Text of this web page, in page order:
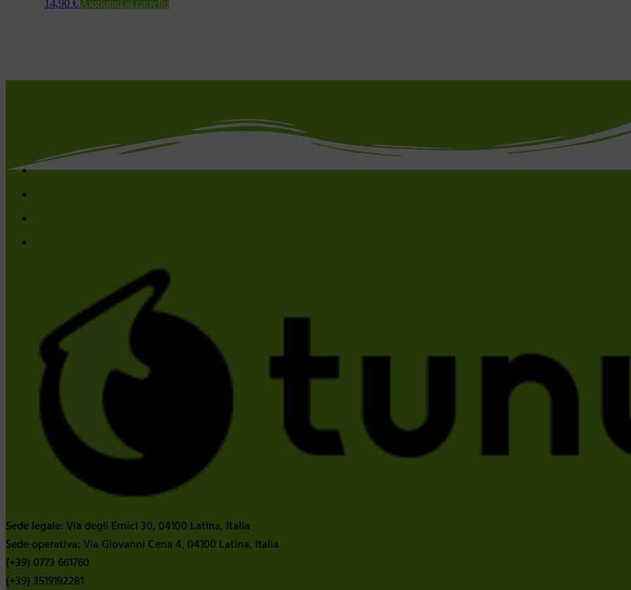
14,90 € Aggiungi al carrello
Sede legale: Via degli Ernici 30, 04100 Latina, Italia
Sede operativa: Via Giovanni Cena 4, 04100 Latina, Italia
(+39) 0773 661760
(+39) 3519192281